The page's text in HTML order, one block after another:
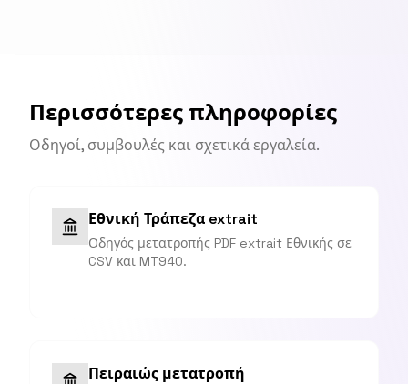
Περισσότερες πληροφορίες
Οδηγοί, συμβουλές και σχετικά εργαλεία.
Εθνική Τράπεζα extrait
Οδηγός μετατροπής PDF extrait Εθνικής σε
CSV και MT940.
Πειραιώς μετατροπή